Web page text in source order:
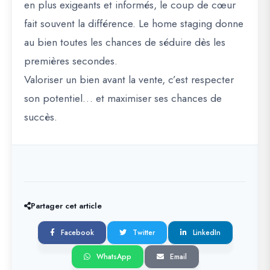
en plus exigeants et informés, le coup de cœur
fait souvent la différence. Le home staging donne
au bien toutes les chances de séduire dès les
premières secondes.
Valoriser un bien avant la vente, c’est respecter
son potentiel… et maximiser ses chances de
succès.
Partager cet article
Facebook Twitter LinkedIn
WhatsApp Email